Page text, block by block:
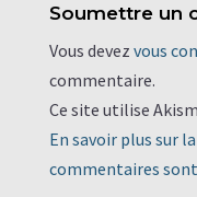
Soumettre un
Vous devez vous
commentaire.
Ce site utilise
En savoir plus sur
commentaires